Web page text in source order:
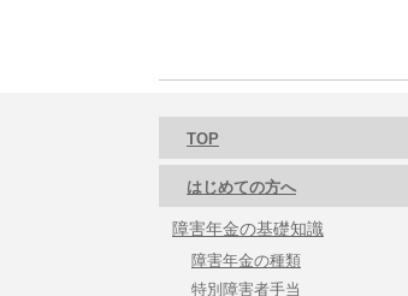
TOP
はじめての方へ
障害年金の基礎知識
障害年金の種類
特別障害者手当